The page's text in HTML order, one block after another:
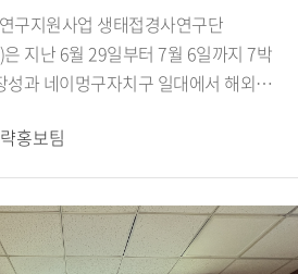
구지원사업 생태접경사연구단
지난 6월 29일부터 7월 6일까지 7박
과 네이멍구자치구 일대에서 해외
북서부의 생태환경과 북방유목민족의
로 삼았다.조사단은 하얼빈과 치치하얼을
허 어얼구나 만주리 하이라얼 자란툰으로
다. 가샨동 선비석실과 어원커족
베이얼 역사박물관 등을 참관하는 한편,
홍보팀